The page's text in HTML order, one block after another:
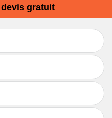
devis gratuit